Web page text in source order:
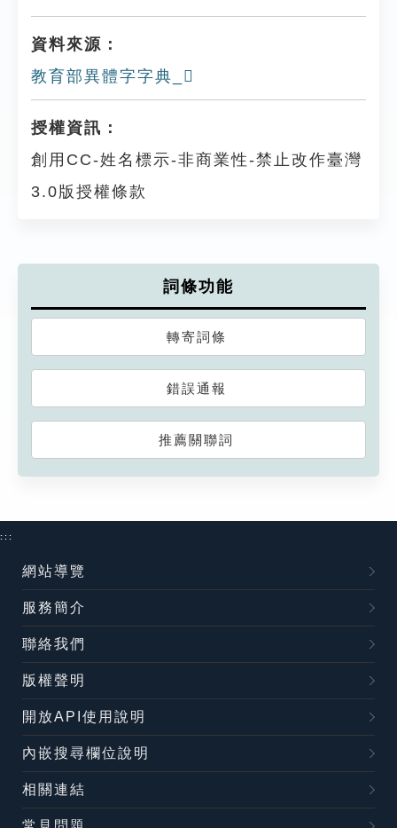
資料來源：
教育部異體字字典_𦏡
授權資訊：
創用CC-姓名標示-非商業性-禁止改作臺灣
3.0版授權條款
詞條功能
轉寄詞條
錯誤通報
推薦關聯詞
:::
網站導覽
服務簡介
聯絡我們
版權聲明
開放API使用說明
內嵌搜尋欄位說明
相關連結